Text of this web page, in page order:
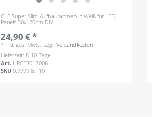
CLE Super Slim Aufbaurahmen in Weiß für LED
Panels 30x120cm DIY
24,90 € *
* inkl. ges. MwSt. zzgl.Versandkosten
Lieferzeit: 8-10 Tage
Art. UPCF3012006
SKU0.9999.8.110